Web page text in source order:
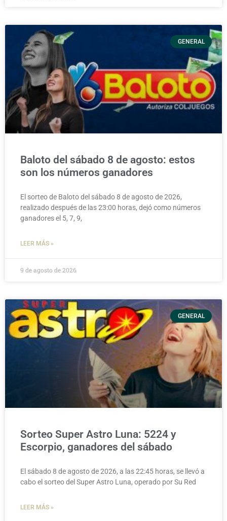
GENERAL
Baloto del sábado 8 de agosto: estos
son los números ganadores
El sorteo de Baloto del sábado 8 de agosto de 2026,
realizado después de las 23:00 horas, dejó como números
ganadores el 5, 7, 9,
LEER MÁS »
9 de agosto de 2026
GENERAL
Sorteo Super Astro Luna: 5224 y
Escorpio, ganadores del sábado
El sábado 8 de agosto de 2026, a las 22:45 horas, se llevó a
cabo el sorteo del Super Astro Luna, operado por Su Red
LEER MÁS »